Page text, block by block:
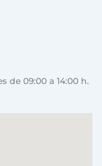
de 09:00 a 14:00 h.